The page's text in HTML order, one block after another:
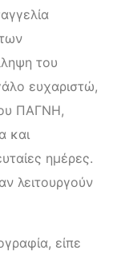
του
ευχαριστώ,
ΠΑΓΝΗ,
και
ημέρες.
λειτουργούν
είπε